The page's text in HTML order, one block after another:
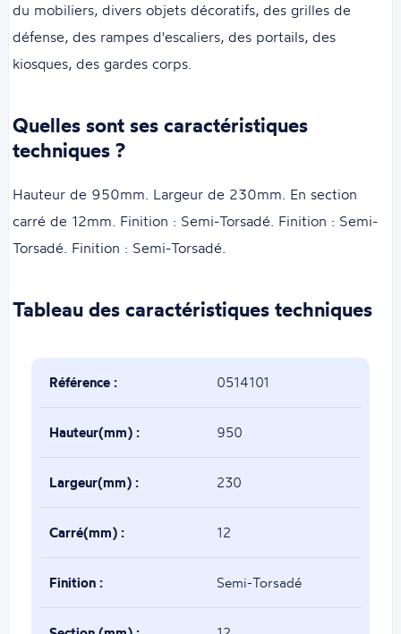
du mobiliers, divers objets décoratifs, des grilles de
défense, des rampes d'escaliers, des portails, des
kiosques, des gardes corps.
Quelles sont ses caractéristiques
techniques ?
Hauteur de 950mm. Largeur de 230mm. En section
carré de 12mm. Finition : Semi-Torsadé. Finition : Semi-
Torsadé. Finition : Semi-Torsadé.
Tableau des caractéristiques techniques
Référence : 0514101
Hauteur(mm) : 950
Largeur(mm) : 230
Carré(mm) : 12
Finition : Semi-Torsadé